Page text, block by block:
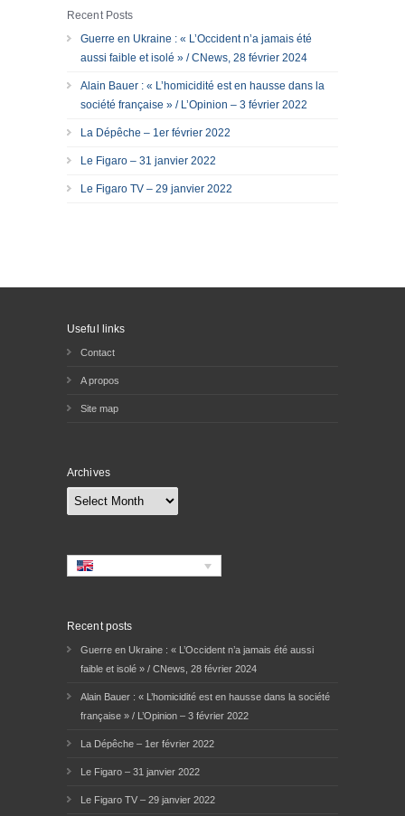
Recent Posts
Guerre en Ukraine : « L’Occident n’a jamais été
aussi faible et isolé » / CNews, 28 février 2024
Alain Bauer : « L’homicidité est en hausse dans la
société française » / L’Opinion – 3 février 2022
La Dépêche – 1er février 2022
Le Figaro – 31 janvier 2022
Le Figaro TV – 29 janvier 2022
Useful links
Contact
A propos
Site map
Archives
Archives
Recent posts
Guerre en Ukraine : « L’Occident n’a jamais été aussi
faible et isolé » / CNews, 28 février 2024
Alain Bauer : « L’homicidité est en hausse dans la société
française » / L’Opinion – 3 février 2022
La Dépêche – 1er février 2022
Le Figaro – 31 janvier 2022
Le Figaro TV – 29 janvier 2022